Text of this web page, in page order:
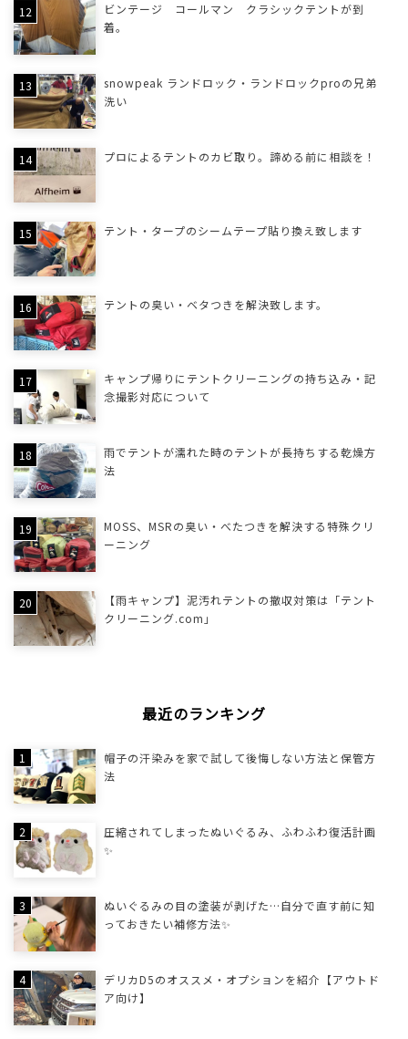
ビンテージ コールマン クラシックテントが到
着。
snowpeak ランドロック・ランドロックproの兄弟
洗い
プロによるテントのカビ取り。諦める前に相談を！
テント・タープのシームテープ貼り換え致します
テントの臭い・ベタつきを解決致します。
キャンプ帰りにテントクリーニングの持ち込み・記
念撮影対応について
雨でテントが濡れた時のテントが長持ちする乾燥方
法
MOSS、MSRの臭い・べたつきを解決する特殊クリ
ーニング
【雨キャンプ】泥汚れテントの撤収対策は「テント
クリーニング.com」
最近のランキング
帽子の汗染みを家で試して後悔しない方法と保管方
法
圧縮されてしまったぬいぐるみ、ふわふわ復活計画
✨
ぬいぐるみの目の塗装が剥げた…自分で直す前に知
っておきたい補修方法✨
デリカD5のオススメ・オプションを紹介【アウトド
ア向け】